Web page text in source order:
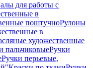
для работы с
в
поштучноРулоны
в
художественные
пальчиковыеРучки
Ручки перьевые,